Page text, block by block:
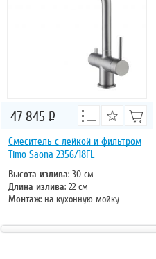
Смеситель с лейкой и фильтром
Timo Saona 2356/18FL
Высота излива: 30 см
Длина излива: 22 см
Монтаж: на кухонную мойку
Тип излива: поворотный
Управление: однорычажное
Цвет смесителя: черное золото
47 845 Р